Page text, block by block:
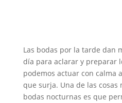
Las bodas por la tarde dan
día para aclarar y preparar
podemos actuar con calma
que surja. Una de las cosas
bodas nocturnas es que